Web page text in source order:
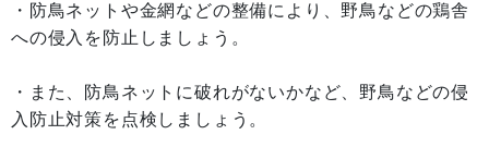
・防鳥ネットや金網などの整備により、野鳥などの鶏舎
への侵入を防止しましょう。
・また、防鳥ネットに破れがないかなど、野鳥などの侵
入防止対策を点検しましょう。